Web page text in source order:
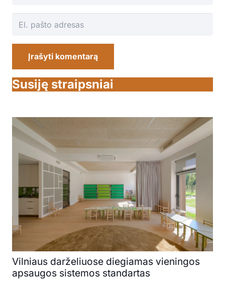
Įrašyti komentarą
Susiję straipsniai
Vilniaus darželiuose diegiamas vieningos
apsaugos sistemos standartas